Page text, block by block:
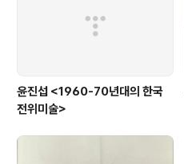
윤진섭 <1960-70년대의 한국
전위미술>